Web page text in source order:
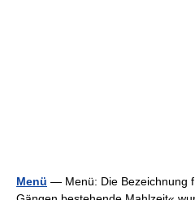
Menü — Menü: Die Bezeichnung